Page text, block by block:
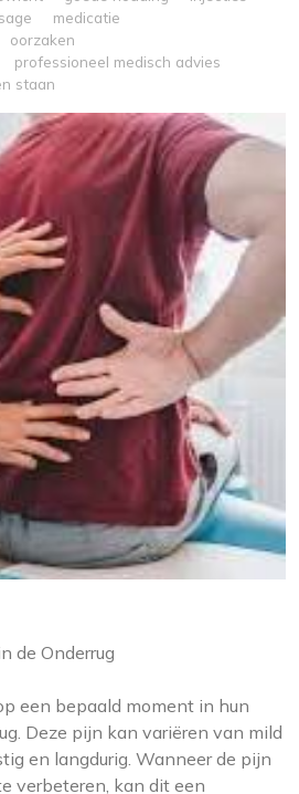
medicatie
oorzaken
professioneel medisch advies
staan
de Onderrug
een bepaald moment in hun
Deze pijn kan variëren van mild
en langdurig. Wanneer de pijn
verbeteren, kan dit een